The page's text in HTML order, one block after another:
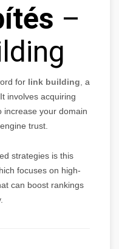
–
for link building a
involves acquiring
increase your domain
trust.
strategies is this
focuses on high-
can boost rankings